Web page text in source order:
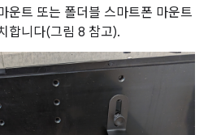
운트 또는 폴더블 스마트폰 마운트
합니다(그림 8 참고).